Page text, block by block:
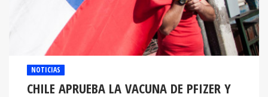
NOTICIAS
CHILE APRUEBA LA VACUNA DE PFIZER Y
BIONTECH Y COMENZARÁ A APLICARLA